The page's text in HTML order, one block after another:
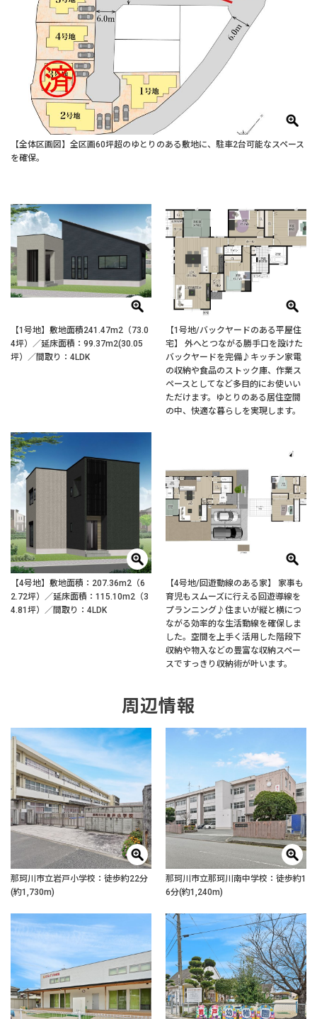
【全体区画図】全区画60坪超のゆとりのある敷地に、駐車2台可能なスペース
を確保。
【1号地】敷地面積241.47m2（73.0
4坪）／延床面積：99.37m2(30.05
坪）／間取り：4LDK
【1号地/バックヤードのある平屋住
宅】 外へとつながる勝手口を設けた
バックヤードを完備♪キッチン家電
の収納や食品のストック庫、作業ス
ペースとしてなど多目的にお使いい
ただけます。ゆとりのある居住空間
の中、快適な暮らしを実現します。
【4号地】敷地面積：207.36m2（6
2.72坪）／延床面積：115.10m2（3
4.81坪）／間取り：4LDK
【4号地/回遊動線のある家】 家事も
育児もスムーズに行える回遊導線を
プランニング♪住まいが縦と横につ
ながる効率的な生活動線を確保しま
した。空間を上手く活用した階段下
収納や物入などの豊富な収納スペー
スですっきり収納術が叶います。
周辺情報
那珂川市立岩戸小学校：徒歩約22分
(約1,730m)
那珂川市立那珂川南中学校：徒歩約1
6分(約1,240m)